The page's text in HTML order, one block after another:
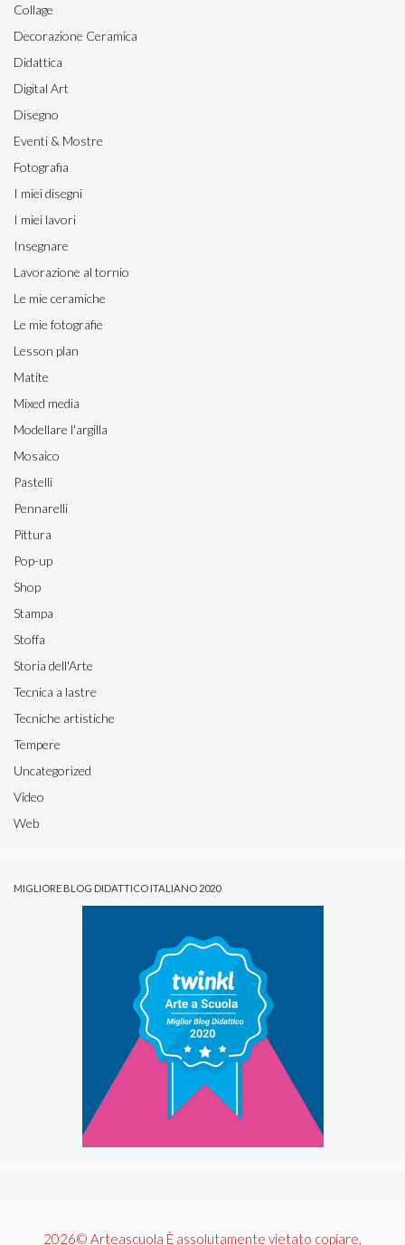
Collage
Decorazione Ceramica
Didattica
Digital Art
Disegno
Eventi & Mostre
Fotografia
I miei disegni
I miei lavori
Insegnare
Lavorazione al tornio
Le mie ceramiche
Le mie fotografie
Lesson plan
Matite
Mixed media
Modellare l'argilla
Mosaico
Pastelli
Pennarelli
Pittura
Pop-up
Shop
Stampa
Stoffa
Storia dell'Arte
Tecnica a lastre
Tecniche artistiche
Tempere
Uncategorized
Video
Web
MIGLIORE BLOG DIDATTICO ITALIANO 2020
2026© Arteascuola È assolutamente vietato copiare,